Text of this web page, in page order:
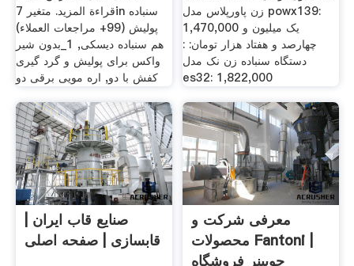
قراءة المزيد. متغیر 7in سنباده
پولیش (99+ مراجعات العملاء)
هم سنباده دیسکی, 1_بدون شیر
واکس برای پولیش و گرد گیری
کفش با دو, اره مویی برقی دو
زن پاورپلاس مدل powx139:
1,470,000 یک میلیون و
چهارصد و هفتاد هزار تومان: :
دستگاه سنباده زن نک مدل
es32: 1,822,000
صنایع قاب ایران |
قابسازی | صفحه اصلی
معرفی شرکت و
محصولات Fantoni |
چوبینر فروشگاه